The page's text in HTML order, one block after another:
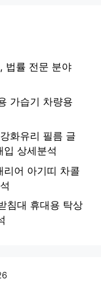
법률 전문 분야
가습기 차량용
화유리 필름 글
입 상세분석
어 아기띠 차콜
침대 휴대용 탁상